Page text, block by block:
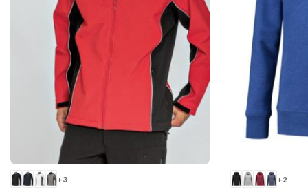
+3 +2